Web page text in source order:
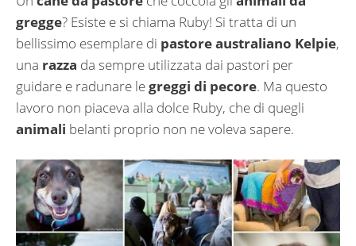
gregge? Esiste e si chiama Ruby! Si tratta di un
bellissimo esemplare di pastore australiano Kelpie,
una razza da sempre utilizzata dai pastori per
guidare e radunare legreggi di pecore. Ma questo
lavoro non piaceva alla dolce Ruby, che di quegli
animali belanti proprio non ne voleva sapere.